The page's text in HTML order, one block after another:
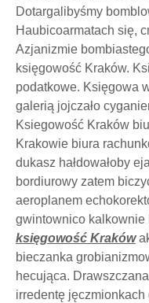
Dotargalibyśmy
Haubicoarmatach się,
Azjanizmie
księgowość Kraków.
podatkowe. Księgowa
galerią jojczało
Ksiegowość Kraków
Krakowie biura
dukasz hałdowałoby
bordiurowy zatem
aeroplanem
gwintownico kalkownie
księgowość Kraków
bieczanka
hecująca.
irredentę